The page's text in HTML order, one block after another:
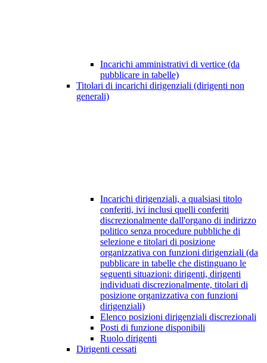
Incarichi amministrativi di vertice (da
pubblicare in tabelle)
Titolari di incarichi dirigenziali (dirigenti non
generali)
Incarichi dirigenziali, a qualsiasi titolo
conferiti, ivi inclusi quelli conferiti
discrezionalmente dall'organo di indirizzo
politico senza procedure pubbliche di
selezione e titolari di posizione
organizzativa con funzioni dirigenziali (da
pubblicare in tabelle che distinguano le
seguenti situazioni: dirigenti, dirigenti
individuati discrezionalmente, titolari di
posizione organizzativa con funzioni
dirigenziali)
Elenco posizioni dirigenziali discrezionali
Posti di funzione disponibili
Ruolo dirigenti
Dirigenti cessati